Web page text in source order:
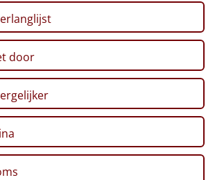
gr
400 gr
25 gr
gr
30 gr
200 gr
gr
feestelijke kerstdoos, 59 x 48 x 33 cm
door